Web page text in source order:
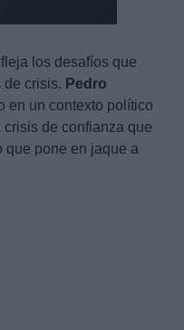
los desafíos que
de crisis. Pedro
en un contexto político
de confianza que
que pone en jaque a